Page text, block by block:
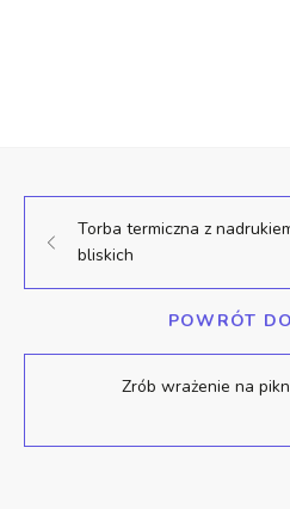
Torba termiczna z
bliskich
POWRÓT
Zrób wrażenie na